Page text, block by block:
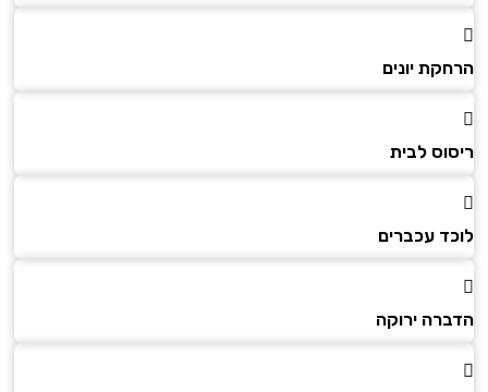
הרחקת יונים
ריסוס לבית
לוכד עכברים
הדברה ירוקה